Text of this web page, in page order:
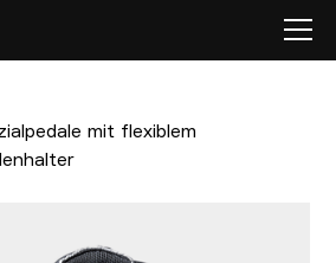
mit flexiblem